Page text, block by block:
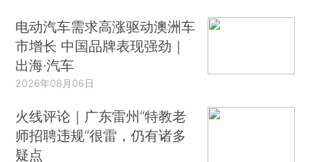
电动汽车需求高涨驱动澳洲车
市增长 中国品牌表现强劲｜
出海·汽车
2026年08月06日
火线评论｜广东雷州“特教老
师招聘违规”很雷，仍有诸多
疑点